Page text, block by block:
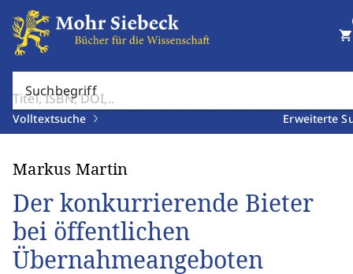
Suchbegriff
Volltextsuche Erweiterte
shopping_cart
Markus Martin
Der konkurrierende Bieter
bei öffentlichen
Übernahmeangeboten